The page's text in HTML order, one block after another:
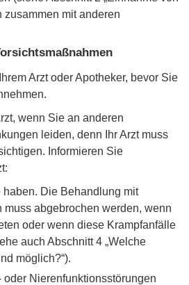
zusammen mit anderen
Arzt oder Apotheker, bevor Sie
wenn Sie an anderen
leiden, denn Ihr Arzt muss
Informieren Sie
Die Behandlung mit
muss abgebrochen werden, wenn
oder wenn diese Krampfanfälle
auch Abschnitt 4 „Welche
möglich?“).
Nierenfunktionsstörungen